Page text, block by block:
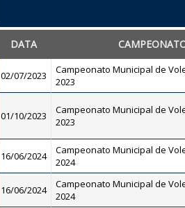
DATA
02/07/2023
Campeonato Municipal de
2023
01/10/2023
Campeonato Municipal de
2023
16/06/2024
Campeonato Municipal de
2024
16/06/2024
Campeonato Municipal de
2024